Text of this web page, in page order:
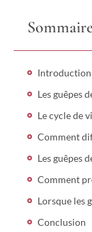
Sommaire
Introduction
Les guêpes
Les guêpes
Comment
Conclusion